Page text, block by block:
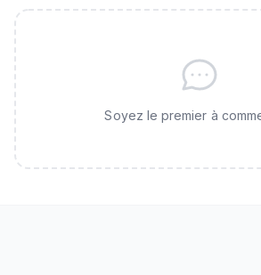
Soyez le premier à